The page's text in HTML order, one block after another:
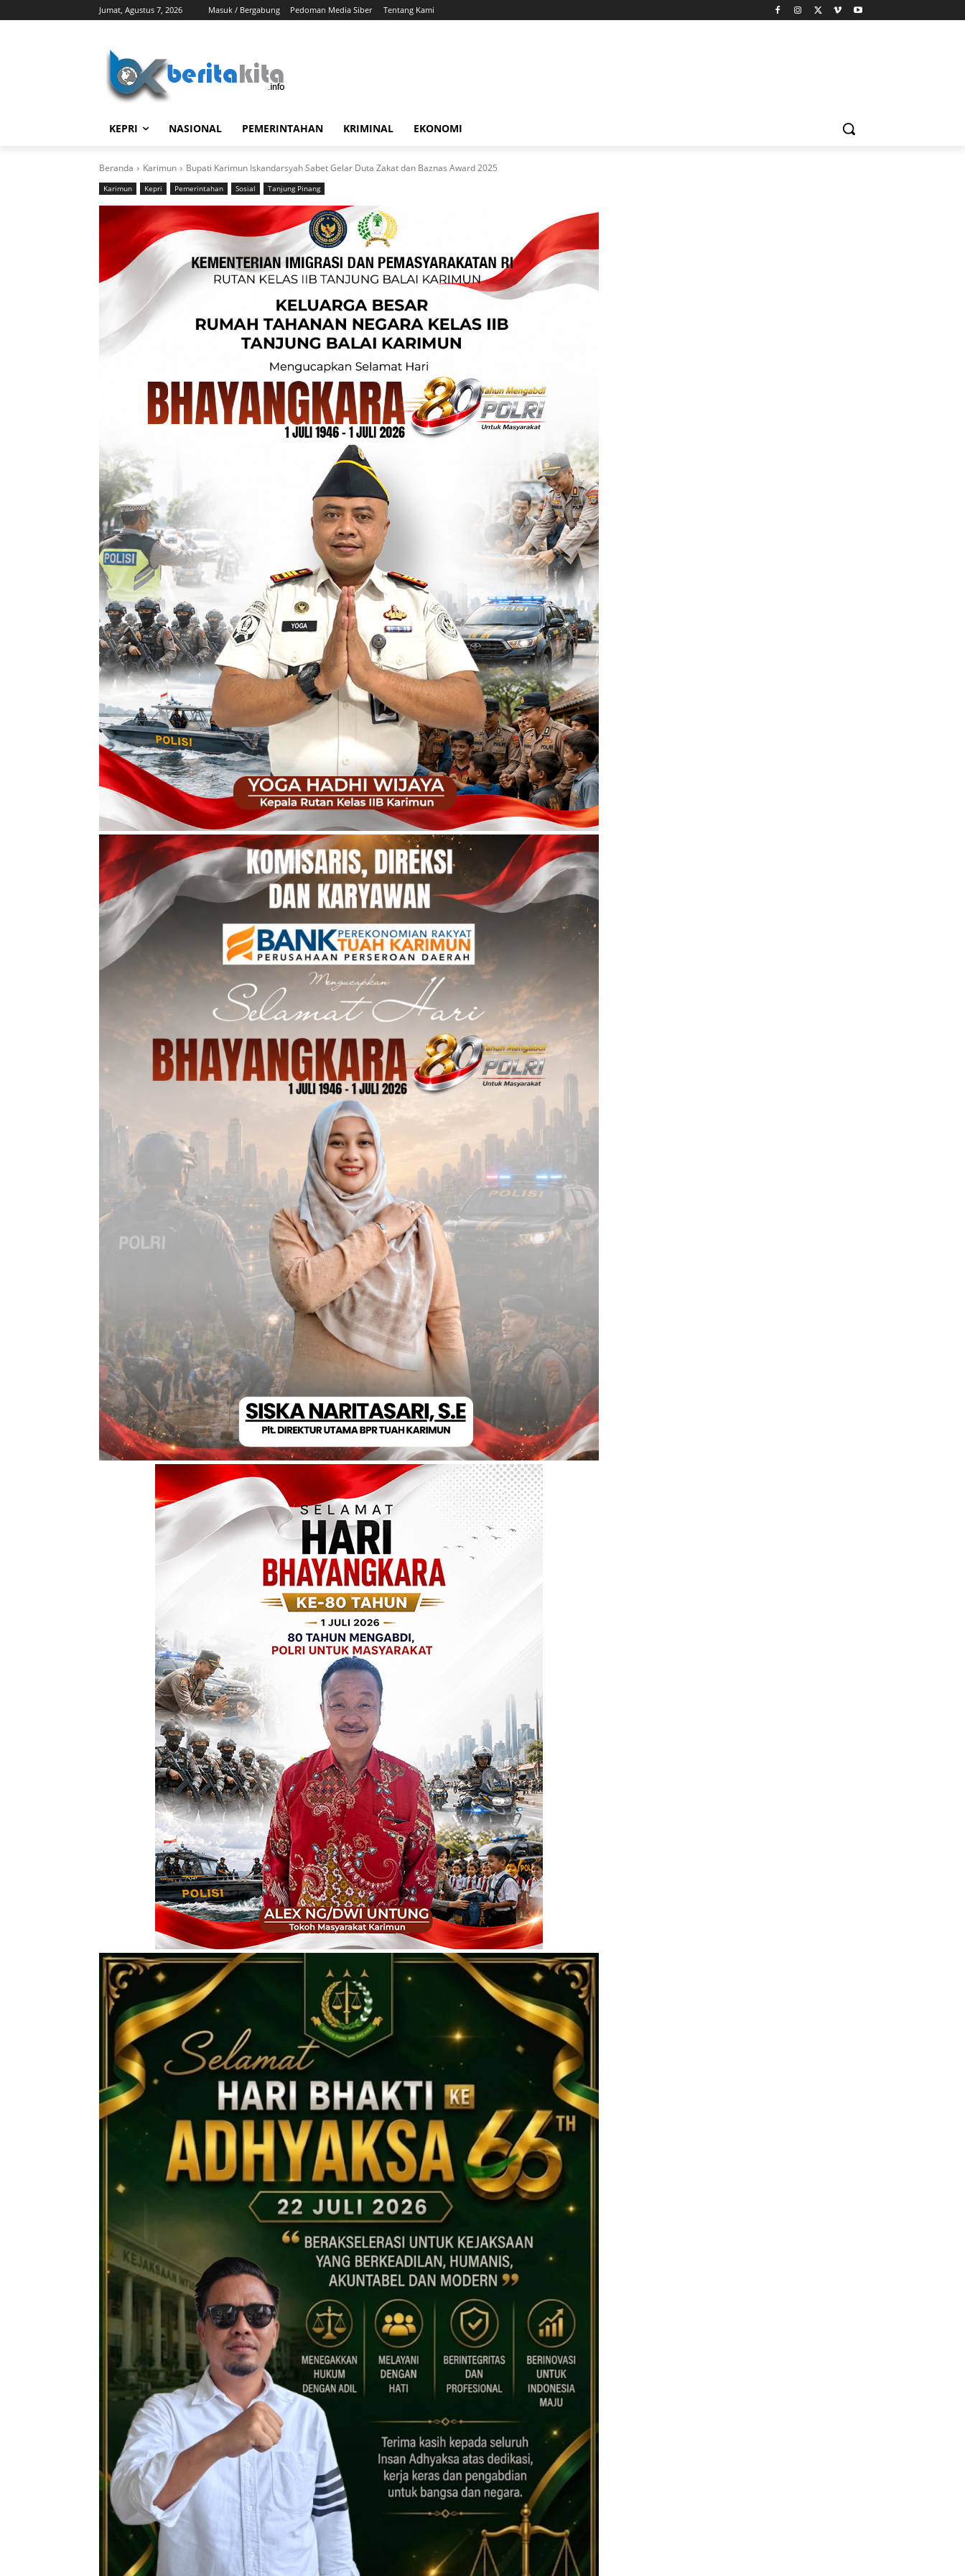
Jumat, Agustus 7, 2026 Masuk / Bergabung Pedoman Media Siber Tentang Kami
KEPRI NASIONAL PEMERINTAHAN KRIMINAL EKONOMI
Beranda Karimun Bupati Karimun Iskandarsyah Sabet Gelar Duta Zakat dan Baznas Award 2025
Karimun Kepri Pemerintahan Sosial Tanjung Pinang